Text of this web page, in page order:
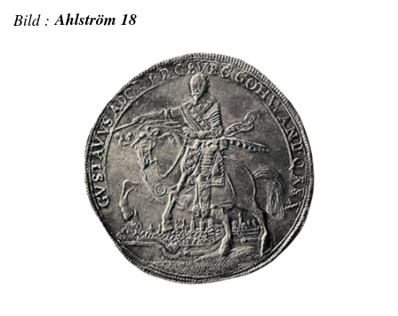
Bild :Ahlström 18